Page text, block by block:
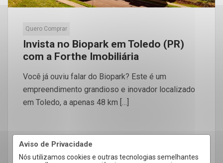
Aviso de Privacidade
Nós utilizamos cookies e outras tecnologias semelhantes
Quero Comprar
Invista no Biopark em Toledo (PR)
com a Forthe Imobiliária
Você já ouviu falar do Biopark? Este é um
empreendimento grandioso e inovador localizado
em Toledo, a apenas 48 km […]